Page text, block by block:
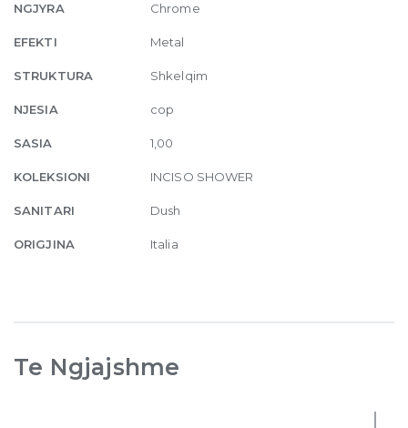
NGJYRA Chrome
EFEKTI Metal
STRUKTURA Shkelqim
NJESIA cop
SASIA 1,00
KOLEKSIONI INCISO SHOWER
SANITARI Dush
ORIGJINA Italia
Te Ngjajshme